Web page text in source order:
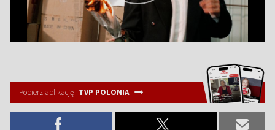
Pobierz aplikację TVP POLONIA